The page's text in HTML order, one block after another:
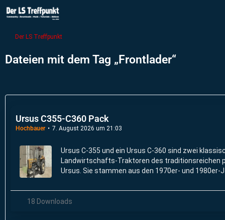
Der LS Treffpunkt
Dateien mit dem Tag „Frontlader“
Ursus C355-C360 Pack
Hochbauer 7. August 2026 um 21:03
Ursus C-355 und ein Ursus C-360 sind zwei
Landwirtschafts-Traktoren des traditionsreichen
Ursus. Sie stammen aus den 1970er- und 1980er-
18 Downloads